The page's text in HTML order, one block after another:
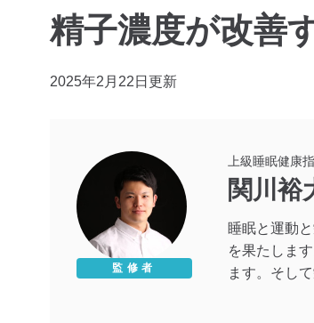
精子濃度が改善
2025年2月22日更新
監修者
上級睡眠健康
関川裕
睡眠と運動
を果たしま
ます。そし